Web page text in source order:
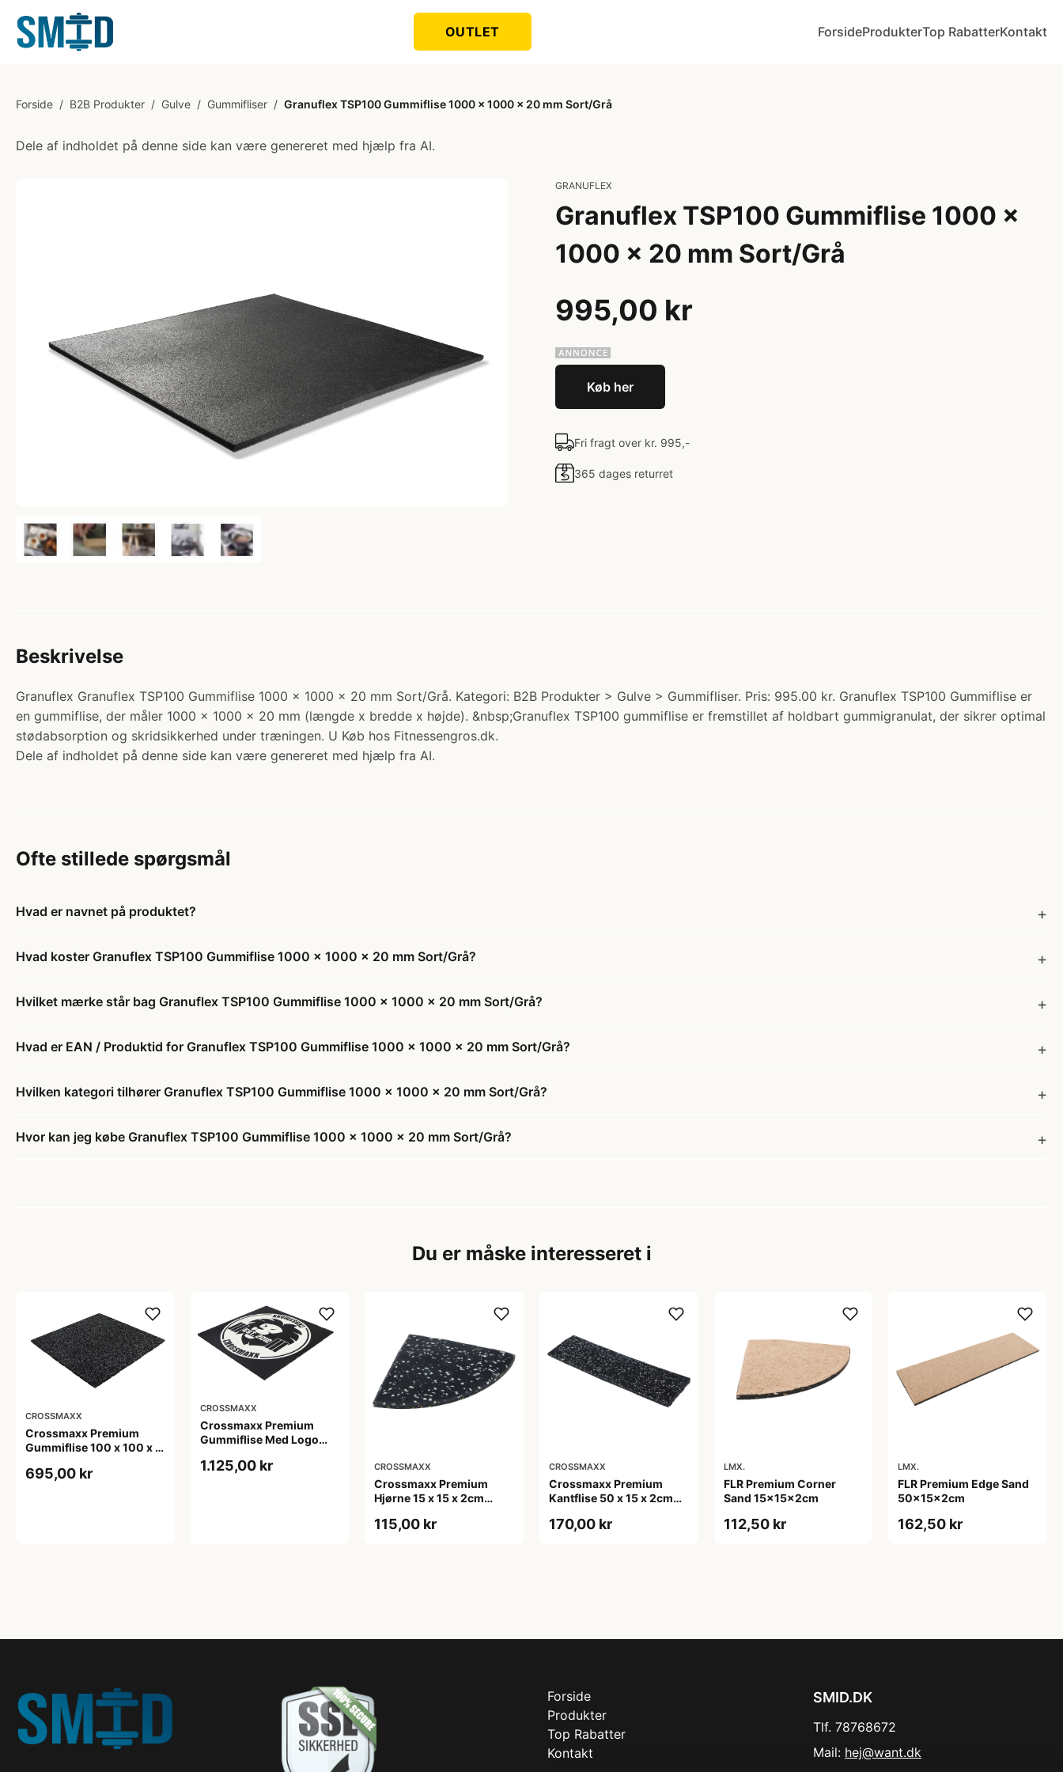
OUTLET ForsideProdukterTop RabatterKontakt
Forside / B2B Produkter / Gulve / Gummifliser / Granuflex TSP100 Gummiflise 1000 x 1000 x 20 mm Sort/Grå
Dele af indholdet på denne side kan være genereret med hjælp fra AI.
GRANUFLEX
Granuflex TSP100 Gummiflise 1000 x
1000 x 20 mm Sort/Grå
995,00 kr
Køb her
Fri fragt over kr. 995,-
365 dages returret
Beskrivelse
Granuflex Granuflex TSP100 Gummiflise 1000 x 1000 x 20 mm Sort/Grå. Kategori: B2B Produkter > Gulve > Gummifliser. Pris: 995.00 kr. Granuflex TSP100 Gummiflise er
en gummiflise, der måler 1000 x 1000 x 20 mm (længde x bredde x højde). &nbsp;Granuflex TSP100 gummiflise er fremstillet af holdbart gummigranulat, der sikrer optimal
stødabsorption og skridsikkerhed under træningen. U Køb hos Fitnessengros.dk.
Dele af indholdet på denne side kan være genereret med hjælp fra AI.
Ofte stillede spørgsmål
Hvad er navnet på produktet?
Hvad koster Granuflex TSP100 Gummiflise 1000 x 1000 x 20 mm Sort/Grå?
Hvilket mærke står bag Granuflex TSP100 Gummiflise 1000 x 1000 x 20 mm Sort/Grå?
Hvad er EAN / Produktid for Granuflex TSP100 Gummiflise 1000 x 1000 x 20 mm Sort/Grå?
Hvilken kategori tilhører Granuflex TSP100 Gummiflise 1000 x 1000 x 20 mm Sort/Grå?
Hvor kan jeg købe Granuflex TSP100 Gummiflise 1000 x 1000 x 20 mm Sort/Grå?
Du er måske interesseret i
CROSSMAXX
Crossmaxx Premium
Gummiflise 100 x 100 x 2
695,00 kr
CROSSMAXX
Crossmaxx Premium
Gummiflise Med Logo
1.125,00 kr CROSSMAXX
Crossmaxx Premium
Hjørne 15 x 15 x 2cm
fitnessgulv
115,00 kr
CROSSMAXX
Crossmaxx Premium
Kantflise 50 x 15 x 2cm
170,00 kr
LMX.
FLR Premium Corner
Sand 15x15x2cm
112,50 kr
LMX.
FLR Premium Edge Sand
50x15x2cm
162,50 kr
Forside
Produkter
Top Rabatter
Kontakt
SMID.DK
Tlf. 78768672
Mail: hej@want.dk